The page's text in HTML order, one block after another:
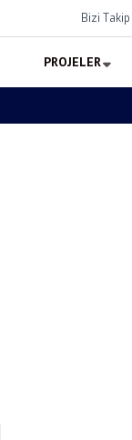
Bizi Takip
PROJELER